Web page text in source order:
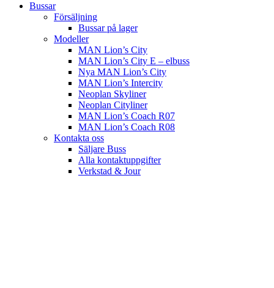
Bussar
Försäljning
Bussar på lager
Modeller
MAN Lion’s City
MAN Lion’s City E – elbuss
Nya MAN Lion’s City
MAN Lion’s Intercity
Neoplan Skyliner
Neoplan Cityliner
MAN Lion’s Coach R07
MAN Lion’s Coach R08
Kontakta oss
Säljare Buss
Alla kontaktuppgifter
Verkstad & Jour